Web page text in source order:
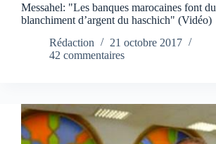
Messahel: "Les banques marocaines font du
blanchiment d’argent du haschich" (Vidéo)
Rédaction
21 octobre 2017
42 commentaires